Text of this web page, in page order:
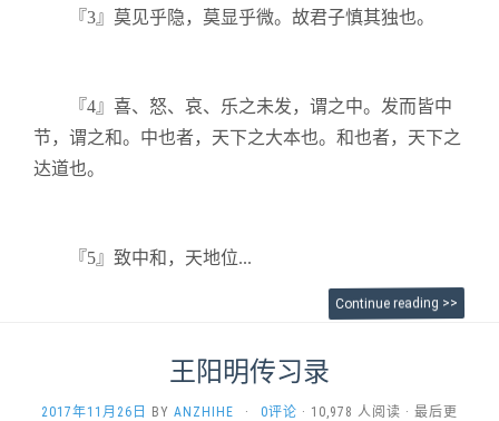
『3』莫见乎隐，莫显乎微。故君子慎其独也。
『4』喜、怒、哀、乐之未发，谓之中。发而皆中
节，谓之和。中也者，天下之大本也。和也者，天下之
达道也。
『5』致中和，天地位...
Continue reading >>
王阳明传习录
2017年11月26日 BY ANZHIHE · 0评论 · 10,978 人阅读 · 最后更